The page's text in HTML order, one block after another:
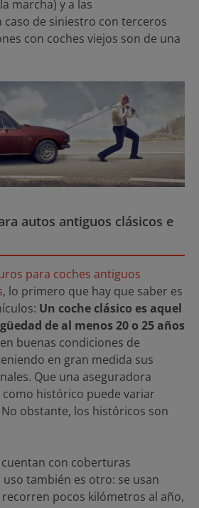
marcha) y a las
caso de siniestro con terceros
con coches viejos son de una
autos antiguos clásicos e
para coches antiguos
, lo primero que hay que saber es
Un coche clásico es aquel
de al menos 20 o 25 años
buenas condiciones de
en gran medida sus
Que una aseguradora
histórico puede variar
obstante, los históricos son
con coberturas
uso también es otro: se usan
pocos kilómetros al año,